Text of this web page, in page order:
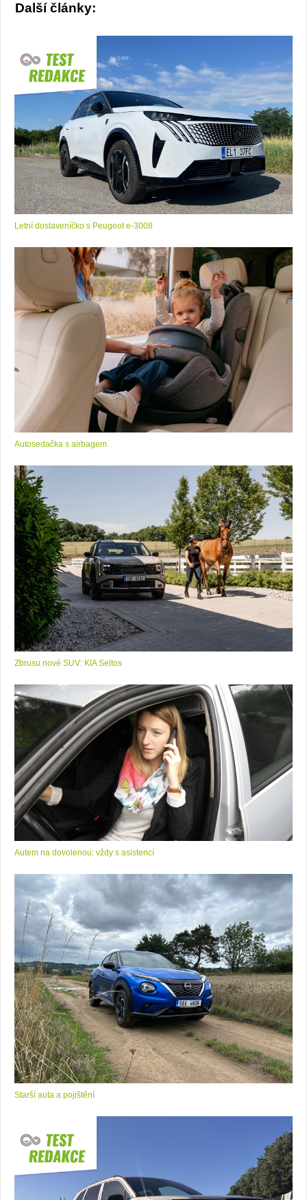
Další články:
Letní dostaveníčko s Peugeot e-3008
Autosedačka s airbagem
Zbrusu nové SUV: KIA Seltos
Autem na dovolenou: vždy s asistencí
Starší auta a pojištění